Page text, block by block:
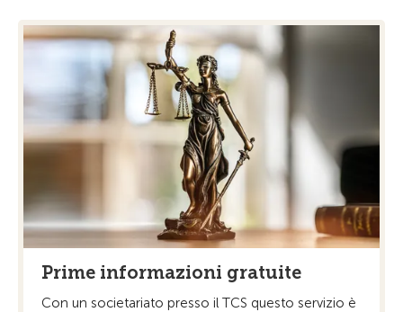
Prime informazioni gratuite
Con un societariato presso il TCS questo servizio è